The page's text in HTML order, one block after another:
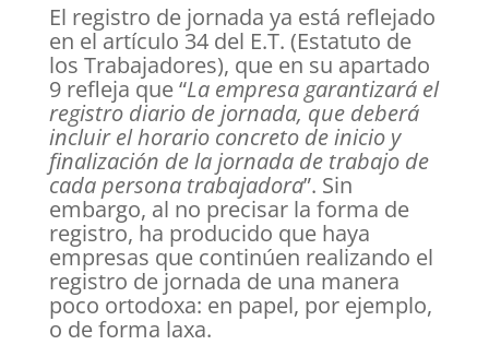
El registro de jornada ya está reflejado
en el artículo 34 del E.T. (Estatuto de
los Trabajadores), que en su apartado
9 refleja que “La empresa garantizará el
registro diario de jornada, que deberá
incluir el horario concreto de inicio y
finalización de la jornada de trabajo de
cada persona trabajadora”. Sin
embargo, al no precisar la forma de
registro, ha producido que haya
empresas que continúen realizando el
registro de jornada de una manera
poco ortodoxa: en papel, por ejemplo,
o de forma laxa.